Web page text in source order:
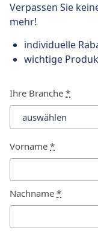
Verpassen Sie
mehr!
individuelle
wichtige
Ihre Branche *
Vorname *
Nachname *